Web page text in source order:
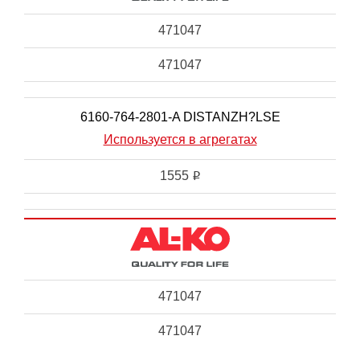
471047
471047
6160-764-2801-A DISTANZH?LSE
Используется в агрегатах
1555 i
471047
471047